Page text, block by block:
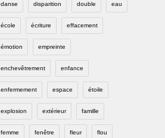
danse disparition double eau
école écriture effacement
émotion empreinte
enchevêtrement enfance
enfermement espace étoile
explosion extérieur famille
femme fenêtre fleur flou